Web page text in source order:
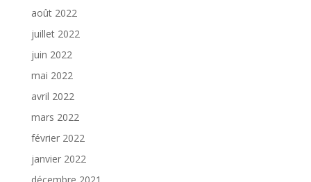
août 2022
juillet 2022
juin 2022
mai 2022
avril 2022
mars 2022
février 2022
janvier 2022